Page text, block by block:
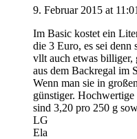
9. Februar 2015 at 11:01
Im Basic kostet ein
die 3 Euro, es sei
vllt auch etwas billiger,
aus dem Backregal im
Wenn man sie in
günstiger.
sind 3,20 pro 250 g
LG
Ela